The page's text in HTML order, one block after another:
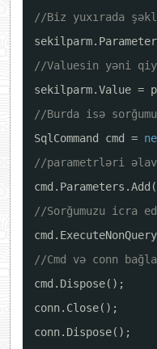
//Biz yuxırada
//Valuesin yəni
sekilparm.Value =
//Burda isə
SqlCommand cmd =
//parametrləri
//Sorğumuzu icra
//Cmd və conn
cmd.Dispose();
conn.Close();
conn.Dispose();